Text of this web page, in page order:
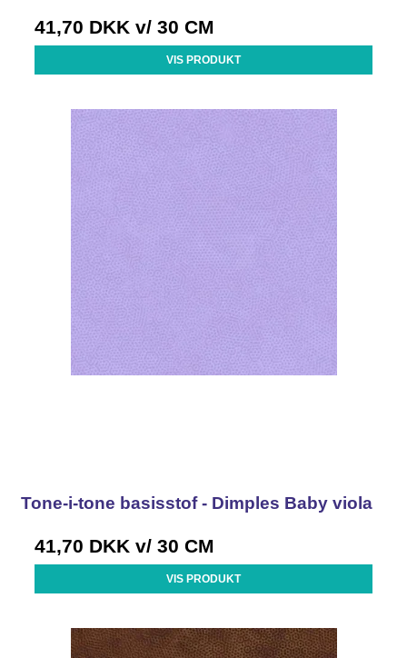
41,70 DKK v/ 30 CM
VIS PRODUKT
Tone-i-tone basisstof - Dimples Baby viola
41,70 DKK v/ 30 CM
VIS PRODUKT